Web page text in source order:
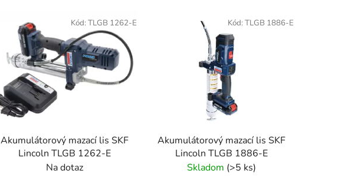
u
Akumulátorový mazací lis SKF
Lincoln TLGB 1262-E
Na dotaz
Kód: TLGB 1262-E
Akumulátorový mazací lis SKF
Lincoln TLGB 1886-E
Skladom (>5 ks)
Kód: TLGB 1886-E